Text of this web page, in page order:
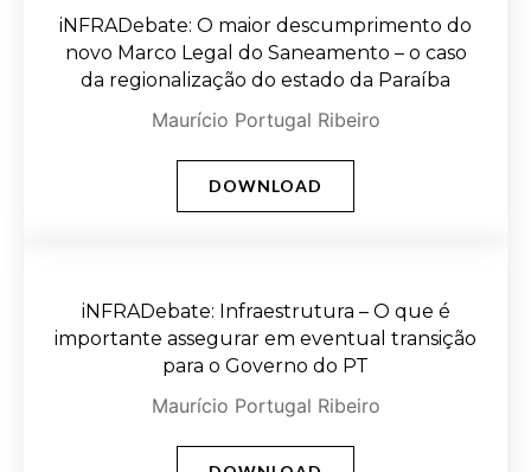
iNFRADebate: O maior descumprimento do
novo Marco Legal do Saneamento – o caso
da regionalização do estado da Paraíba
Maurício Portugal Ribeiro
DOWNLOAD
iNFRADebate: Infraestrutura – O que é
importante assegurar em eventual transição
para o Governo do PT
Maurício Portugal Ribeiro